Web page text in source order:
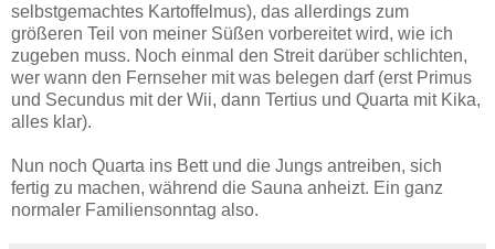
selbstgemachtes Kartoffelmus), das allerdings zum
größeren Teil von meiner Süßen vorbereitet wird, wie ich
zugeben muss. Noch einmal den Streit darüber schlichten,
wer wann den Fernseher mit was belegen darf (erst Primus
und Secundus mit der Wii, dann Tertius und Quarta mit Kika,
alles klar).
Nun noch Quarta ins Bett und die Jungs antreiben, sich
fertig zu machen, während die Sauna anheizt. Ein ganz
normaler Familiensonntag also.